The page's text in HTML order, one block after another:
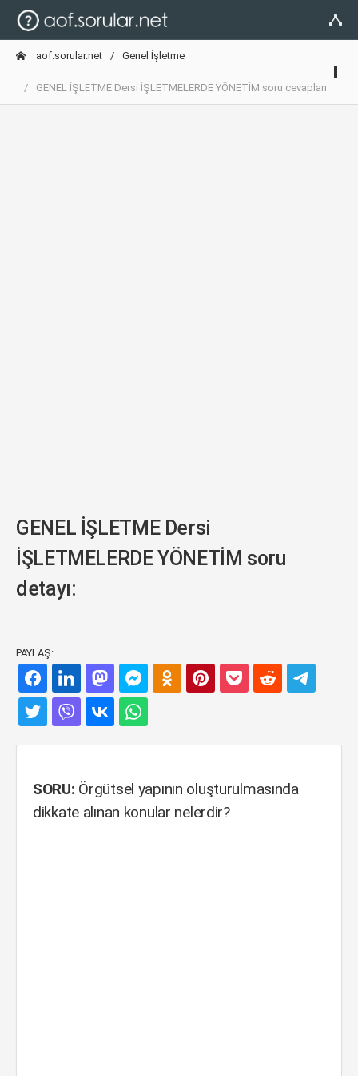
aof.sorular.net Genel İşletme
GENEL İŞLETME Dersi İŞLETMELERDE YÖNETİM soru cevapları
GENEL İŞLETME Dersi
İŞLETMELERDE YÖNETİM soru
detayı:
PAYLAŞ:
SORU: Örgütsel yapının oluşturulmasında
dikkate alınan konular nelerdir?